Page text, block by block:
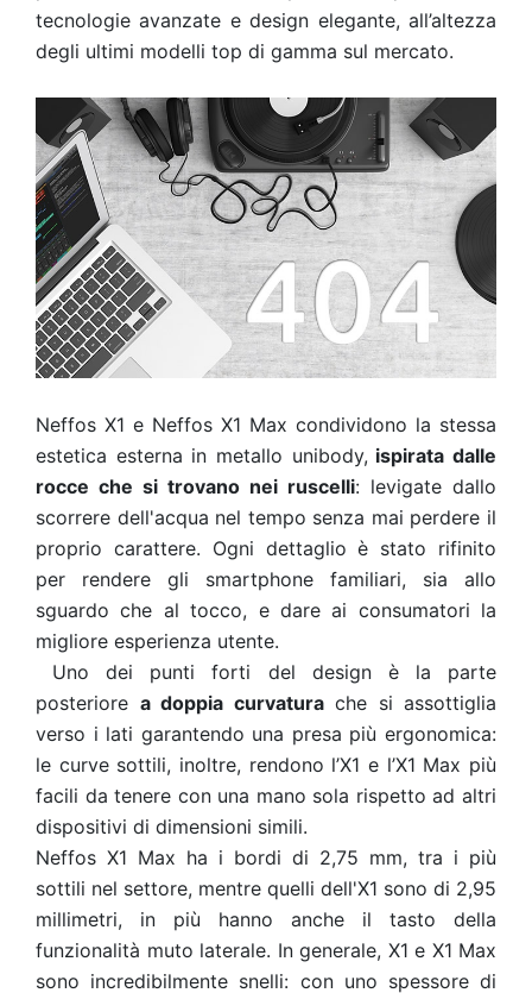
tecnologie avanzate e design elegante, all’altezza
degli ultimi modelli top di gamma sul mercato.
Neffos X1 e Neffos X1 Max condividono la stessa
estetica esterna in metallo unibody, ispirata dalle
rocce che si trovano nei ruscelli: levigate dallo
scorrere dell'acqua nel tempo senza mai perdere il
proprio carattere. Ogni dettaglio è stato rifinito
per rendere gli smartphone familiari, sia allo
sguardo che al tocco, e dare ai consumatori la
migliore esperienza utente.
Uno dei punti forti del design è la parte
posteriore a doppia curvaturache si assottiglia
verso i lati garantendo una presa più ergonomica:
le curve sottili, inoltre, rendono l’X1 e l’X1 Max più
facili da tenere con una mano sola rispetto ad altri
dispositivi di dimensioni simili.
Neffos X1 Max ha i bordi di 2,75 mm, tra i più
sottili nel settore, mentre quelli dell'X1 sono di 2,95
millimetri, in più hanno anche il tasto della
funzionalità muto laterale. In generale, X1 e X1 Max
sono incredibilmente snelli: con uno spessore di